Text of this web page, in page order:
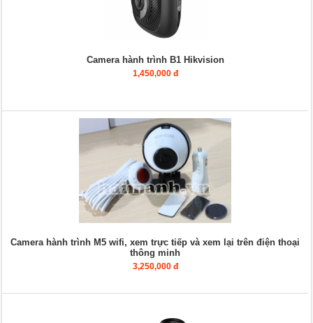
Camera hành trình B1 Hikvision
1,450,000 đ
Camera hành trình M5 wifi, xem trực tiếp và xem lại trên điện thoại
thông minh
3,250,000 đ